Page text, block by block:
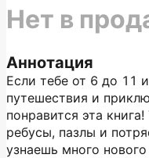
Аннотация
Если тебе от 6 до 11
путешествия и
понравится эта
ребусы, пазлы и
узнаешь много
Нет в